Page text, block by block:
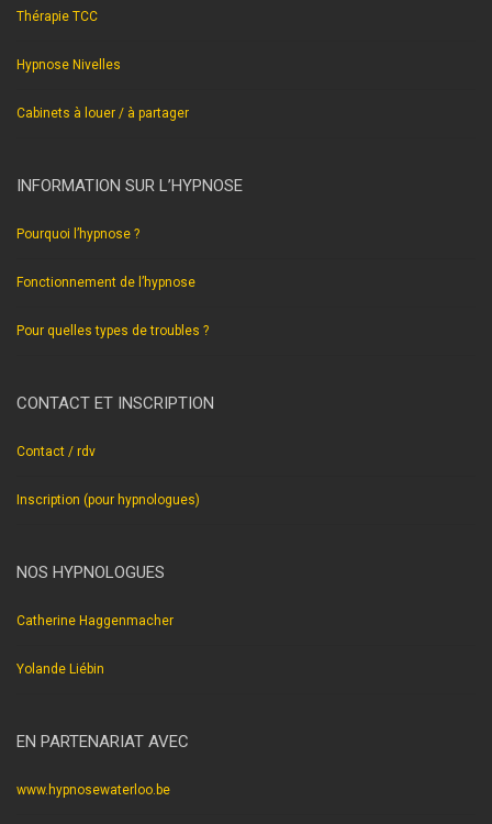
Thérapie TCC
Hypnose Nivelles
Cabinets à louer / à partager
INFORMATION SUR L’HYPNOSE
Pourquoi l’hypnose ?
Fonctionnement de l’hypnose
Pour quelles types de troubles ?
CONTACT ET INSCRIPTION
Contact / rdv
Inscription (pour hypnologues)
NOS HYPNOLOGUES
Catherine Haggenmacher
Yolande Liébin
EN PARTENARIAT AVEC
www.hypnosewaterloo.be